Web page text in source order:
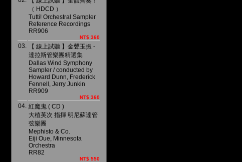
（ HDCD ）
Tutti! Orchestral Sampler
Reference Recordings
RR906
NT$ 360
03.
【 線上試聽 】金聲玉振 -
達拉斯管樂團精選集
Dallas Wind Symphony
Sampler / conducted by
Howard Dunn, Frederick
Fennell, Jerry Junkin
RR909
NT$ 360
04. 紅魔鬼 ( CD )
大植英次 指揮 明尼蘇達管
弦樂團
Mephisto & Co.
Eiji Oue, Minnesota
Orchestra
RR82
NT$ 550